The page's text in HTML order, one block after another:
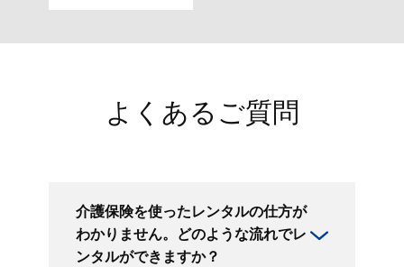
よくあるご質問
介護保険を使ったレンタルの仕方が
わかりません。どのような流れでレ
ンタルができますか？